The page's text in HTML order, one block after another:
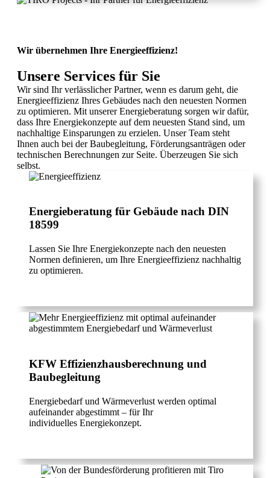
Wir übernehmen Ihre Energieeffizienz!
Unsere Services für Sie
Wir sind Ihr verlässlicher Partner, wenn es darum geht, die
Energieeffizienz Ihres Gebäudes nach den neuesten Normen
zu optimieren. Mit unserer Energieberatung sorgen wir dafür,
dass Ihre Energiekonzepte auf dem neuesten Stand sind, um
nachhaltige Einsparungen zu erzielen. Unser Team steht
Ihnen auch bei der Baubegleitung, Förderungsanträgen oder
technischen Berechnungen zur Seite. Überzeugen Sie sich
selbst.
Energieberatung für Gebäude nach DIN
18599
Lassen Sie Ihre Energiekonzepte nach den neuesten
Normen definieren, um Ihre Energieeffizienz nachhaltig
zu optimieren.
KFW Effizienzhausberechnung und
Baubegleitung
Energiebedarf und Wärmeverlust werden optimal
aufeinander abgestimmt – für Ihr
individuelles Energiekonzept.